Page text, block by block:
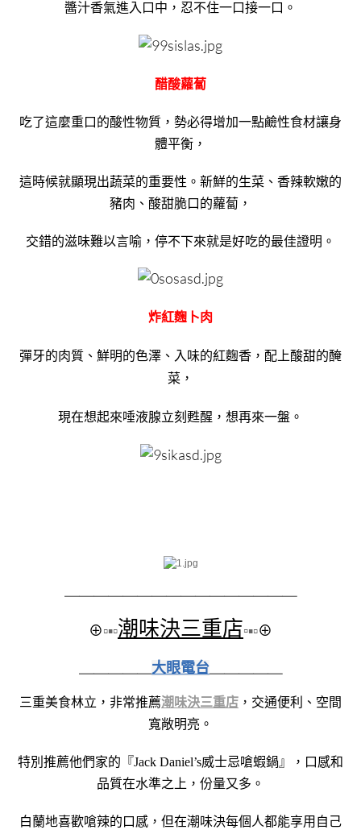
醬汁香氣進入口中，忍不住一口接一口。
醋酸蘿蔔
吃了這麼重口的酸性物質，勢必得增加一點鹼性食材讓身
體平衡，
這時候就顯現出蔬菜的重要性。新鮮的生菜、香辣軟嫩的
豬肉、酸甜脆口的蘿蔔，
交錯的滋味難以言喻，停不下來就是好吃的最佳證明。
炸紅麴卜肉
彈牙的肉質、鮮明的色澤、入味的紅麴香，配上酸甜的醃
菜，
現在想起來唾液腺立刻甦醒，想再來一盤。
⊕▫▪▫潮味決三重店▫▪▫⊕
大眼電台
三重美食林立，非常推薦潮味決三重店 ， 交通便利、空間
寬敞明亮。
特別推薦他們家的『Jack Daniel’s威士忌嗆蝦鍋』，口感和
品質在水準之上，份量又多。
白蘭地喜歡嗆辣的口感，但在潮味決每個人都能享用自己